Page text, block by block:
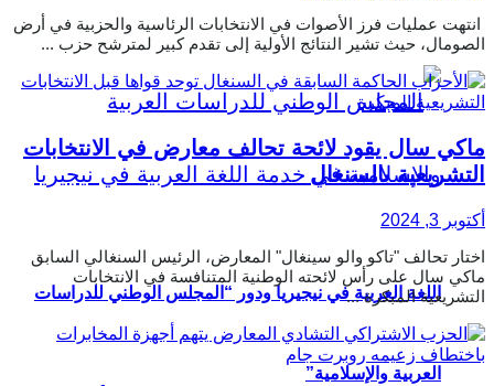
اللغة العربية في نيجيريا ودور “المجلس الوطني للدراسات
العربية والإسلامية”
انتهت عمليات فرز الأصوات في الانتخابات الرئاسية والحزبية في أرض
الصومال، حيث تشير النتائج الأولية إلى تقدم كبير لمترشح حزب ...
ماكي سال يقود لائحة تحالف معارض في الانتخابات
التشريعية بالسنغال
أكتوبر 3, 2024
اختار تحالف "تاكو والو سينغال" المعارض، الرئيس السنغالي السابق
ماكي سال على رأس لائحته الوطنية المتنافسة في الانتخابات
التشريعية المبكرة ...